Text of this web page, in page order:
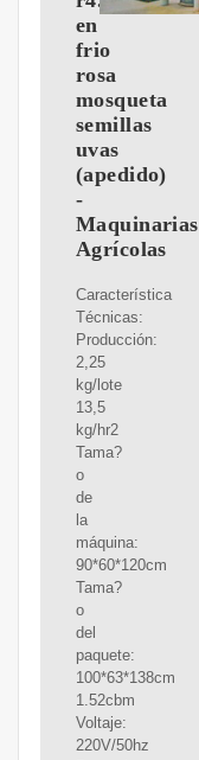
en
frio
rosa
mosqueta
semillas
uvas
(apedido)
-
Maquinarias
Agrícolas
Característica
Técnicas:
Producción:
2,25
kg/lote
13,5
kg/hr2
Tama?
o
de
la
máquina:
90*60*120cm
Tama?
o
del
paquete:
100*63*138cm
1.52cbm
Voltaje:
220V/50hz